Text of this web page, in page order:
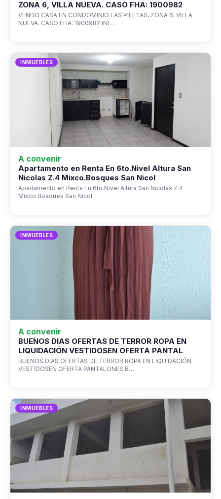
ZONA 6, VILLA NUEVA. CASO FHA: 1900982
VENDO CASA EN CONDOMINIO LAS PILETAS, ZONA 6, VILLA
NUEVA. CASO FHA: 1900982 INF…
INMUEBLES
A convenir
Apartamento en Renta En 6to.Nivel Altura San
Nicolas Z.4 Mixco.Bosques San Nicol
Apartamento en Renta En 6to.Nivel Altura San Nicolas Z.4
Mixco.Bosques San Nicol…
INMUEBLES
A convenir
BUENOS DIAS OFERTAS DE TERROR ROPA EN
LIQUIDACIÓN VESTIDOSEN OFERTA PANTAL
BUENOS DIAS OFERTAS DE TERROR ROPA EN LIQUIDACIÓN
VESTIDOSEN OFERTA PANTALONES B…
INMUEBLES